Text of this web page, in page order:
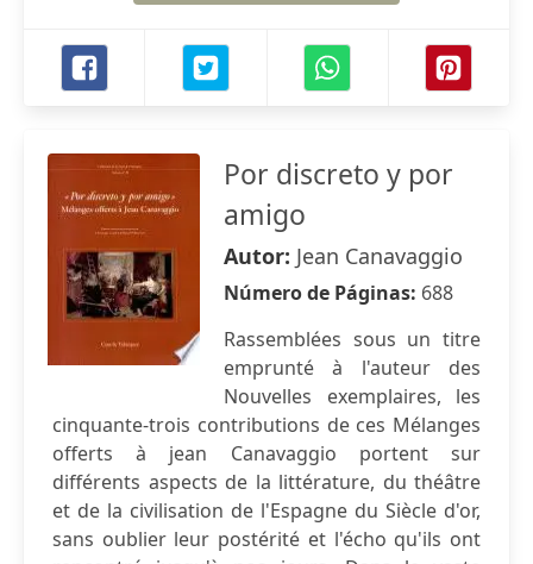
Por discreto y por
amigo
Autor: Jean Canavaggio
Número de Páginas: 688
Rassemblées sous un titre
emprunté à l'auteur des
Nouvelles exemplaires, les
cinquante-trois contributions de ces Mélanges
offerts à jean Canavaggio portent sur
différents aspects de la littérature, du théâtre
et de la civilisation de l'Espagne du Siècle d'or,
sans oublier leur postérité et l'écho qu'ils ont